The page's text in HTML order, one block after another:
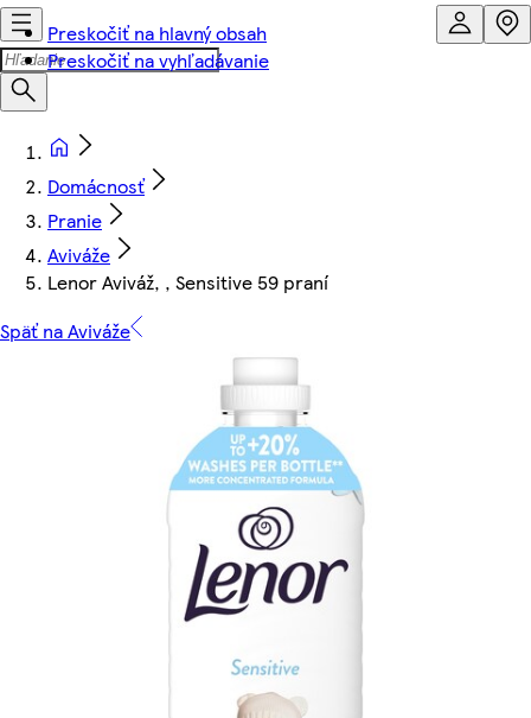
Preskočiť na hlavný obsah
Preskočiť na vyhľadávanie
Domácnosť
Pranie
Aviváže
Lenor Aviváž, , Sensitive 59 praní
Späť na Aviváže